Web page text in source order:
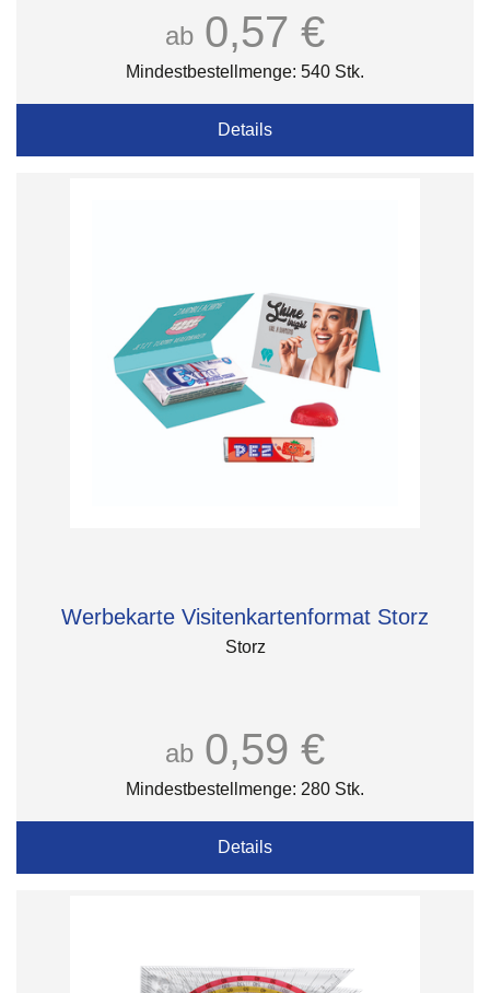
ab 0,57 €
Mindestbestellmenge: 540 Stk.
Details
Werbekarte Visitenkartenformat Storz
Storz
ab 0,59 €
Mindestbestellmenge: 280 Stk.
Details